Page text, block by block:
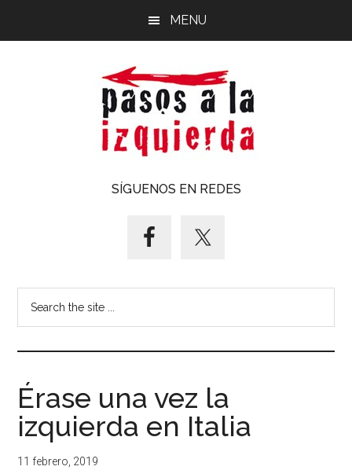
MENU
Pasos
izquierda
redefinir.
Tanteos.
Cruces
de
caminos
SÍGUENOS EN REDES
Érase una vez la
izquierda en Italia
11 febrero, 2019